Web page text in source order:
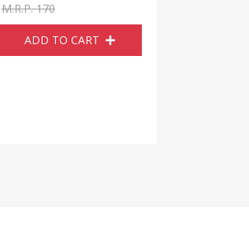
M.R.P. 170
ADD TO CART